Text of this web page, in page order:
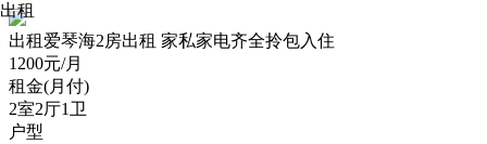
出租 爱琴海2房出租 家私家电齐全拎包入住
1200元/月
租金(月付)
2室2厅1卫
户型
出租